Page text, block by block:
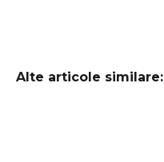
Alte articole similare: